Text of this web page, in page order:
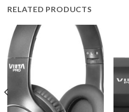
RELATED PRODUCTS